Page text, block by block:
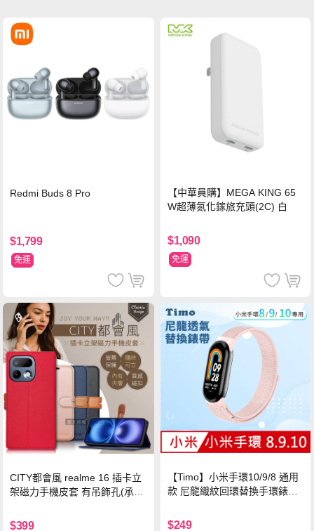
Redmi Buds 8 Pro
$1,799
免運
【中華員購】MEGA KING 65
W超薄氮化鎵旅充頭(2C) 白
$1,090
免運
CITY都會風 realme 16 插卡立
架磁力手機皮套 有吊飾孔(承諾
$399
【Timo】小米手環10/9/8 通用
款 尼龍織紋回環替換手環錶帶-
$249